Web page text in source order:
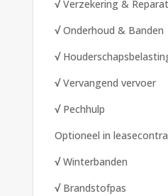
√Verzekering &
√Onderhoud & Banden
√
√Vervangend vervoer
√ Pechhulp
Optioneel in
√Winterbanden
√ Brandstofpas